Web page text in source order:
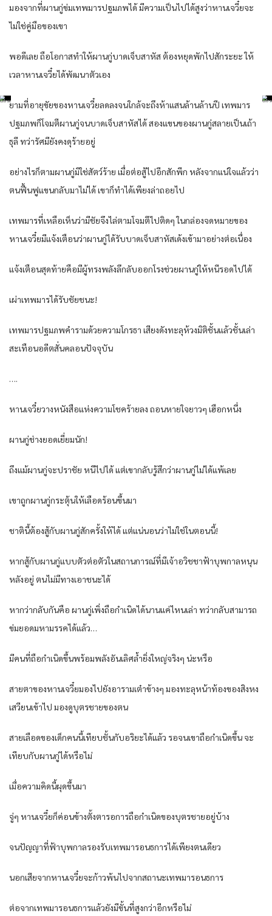
มองจากที่ผานกู่ข่มเทพมารปฐมภพได้ มีความเป็นไปได้สูงว่าหานเจวี๋ยจะ
ไม่ใช่คู่มือของเขา
พอดีเลย ถือโอกาสทำให้ผานกู่บาดเจ็บสาหัส ต้องหยุดพักไปสักระยะ ให้
เวลาหานเจวี๋ยได้พัฒนาตัวเอง
ยามที่อายุขัยของหานเจวี๋ยลดลงจนใกล้จะถึงห้าแสนล้านล้านปี เทพมาร
ปฐมภพก็โจมตีผานกู่จนบาดเจ็บสาหัสได้ สองแขนของผานกู่สลายเป็นเถ้า
ธุลี ทว่ารัศมียังคงดุร้ายอยู่
อย่างไรก็ตามผานกู่มิใช่สัตว์ร้าย เมื่อต่อสู้ไปอีกสักพีก หลังจากแน่ใจแล้วว่า
ตนฟื้นฟูแขนกลับมาไม่ได้ เขาก็ทำได้เพียงล่าถอยไป
เทพมารที่เหลือเห็นว่ามีชัยจึงไล่ตามโจมตีไปติดๆ ในกล่องจดหมายของ
หานเจวี๋ยมีแจ้งเตือนว่าผานกู่ได้รับบาดเจ็บสาหัสเด้งเข้ามาอย่างต่อเนื่อง
แจ้งเตือนสุดท้ายคือมีผู้ทรงพลังลึกลับออกโรงช่วยผานกู่ให้หนีรอดไปได้
เผ่าเทพมารได้รับชัยชนะ!
เทพมารปฐมภพคำรามด้วยความโกรธา เสียงดังทะลุห้วงมิติชั้นแล้วชั้นเล่า
สะเทือนอดีตสั่นคลอนปัจจุบัน
….
หานเจวี๋ยวางหนังสือแห่งความโชคร้ายลง ถอนหายใจยาวๆ เฮือกหนึ่ง
ผานกู่ช่างยอดเยี่ยมนัก!
ถึงแม้ผานกู่จะปราชัย หนีไปได้ แต่เขากลับรู้สึกว่าผานกู่ไม่ได้แพ้เลย
เขาถูกผานกู่กระตุ้นให้เลือดร้อนขึ้นมา
ชาตินี้ต้องสู้กับผานกู่สักครั้งให้ได้ แต่แน่นอนว่าไม่ใช่ในตอนนี้!
หากสู้กับผานกู่แบบตัวต่อตัวในสถานการณ์ที่มีเจ้าอวิชชาฟ้าบุพกาลหนุน
หลังอยู่ ตนไม่มีทางเอาชนะได้
หากว่ากลับกันคือ ผานกู่เพิ่งถือกำเนิดได้นานแค่ไหนเล่า ทว่ากลับสามารถ
ข่มยอดมหามรรคได้แล้ว…
มีคนที่ถือกำเนิดขึ้นพร้อมพลังอันเลิศล้ำยิ่งใหญ่จริงๆ น่ะหรือ
สายตาของหานเจวี๋ยมองไปยังอารามเต๋าข้างๆ มองทะลุหน้าท้องของสิงหง
เสวียนเข้าไป มองดูบุตรชายของตน
สายเลือดของเด็กคนนี้เทียบชั้นกับอริยะได้แล้ว รอจนเขาถือกำเนิดขึ้น จะ
เทียบกับผานกู่ได้หรือไม่
เมื่อความคิดนี้ผุดขึ้นมา
จู่ๆ หานเจวี๋ยก็ค่อนข้างตั้งตารอการถือกำเนิดของบุตรชายอยู่บ้าง
จนปัญญาที่ฟ้าบุพกาลรองรับเทพมารอนธการได้เพียงตนเดียว
นอกเสียจากหานเจวี๋ยจะก้าวพ้นไปจากสถานะเทพมารอนธการ
ต่อจากเทพมารอนธการแล้วยังมีขั้นที่สูงกว่าอีกหรือไม่